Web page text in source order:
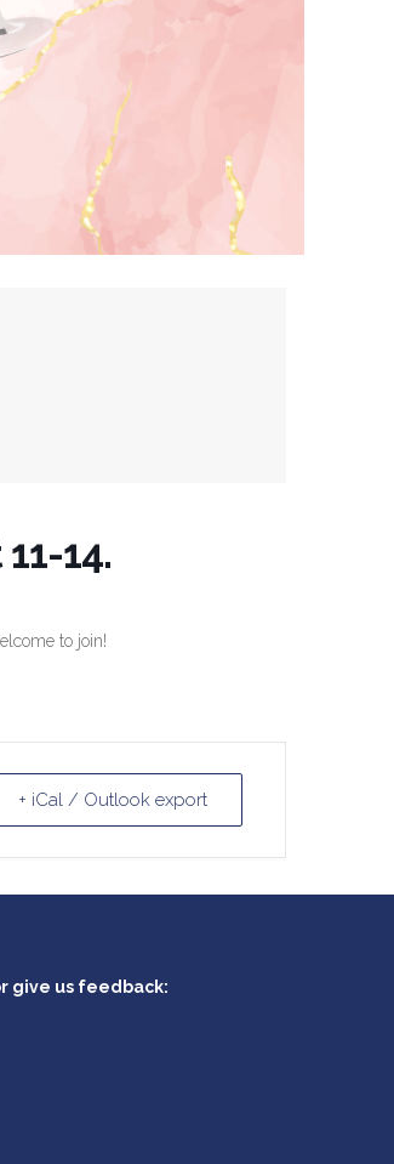
14.
to join!
+ iCal / Outlook export
give us feedback: